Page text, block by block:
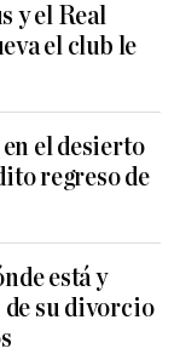
y el Real
el club le
el desierto
regreso de
está y
de su divorcio